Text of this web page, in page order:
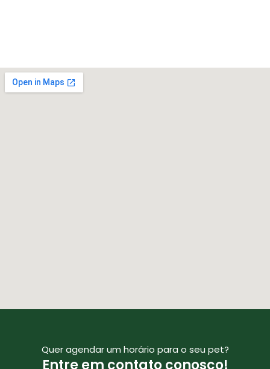
Quer agendar um horário para o seu pet?
Entre em contato conosco!